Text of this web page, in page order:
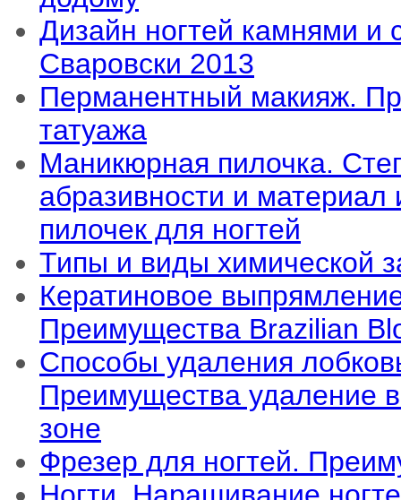
Дизайн ногтей камнями и
Сваровски 2013
Перманентный макияж.
татуажа
Маникюрная пилочка.
абразивности и материал
пилочек для ногтей
Типы и виды химической
Кератиновое
Преимущества Brazilian
Способы удаления
Преимущества удаление
зоне
Фрезер для ногтей.